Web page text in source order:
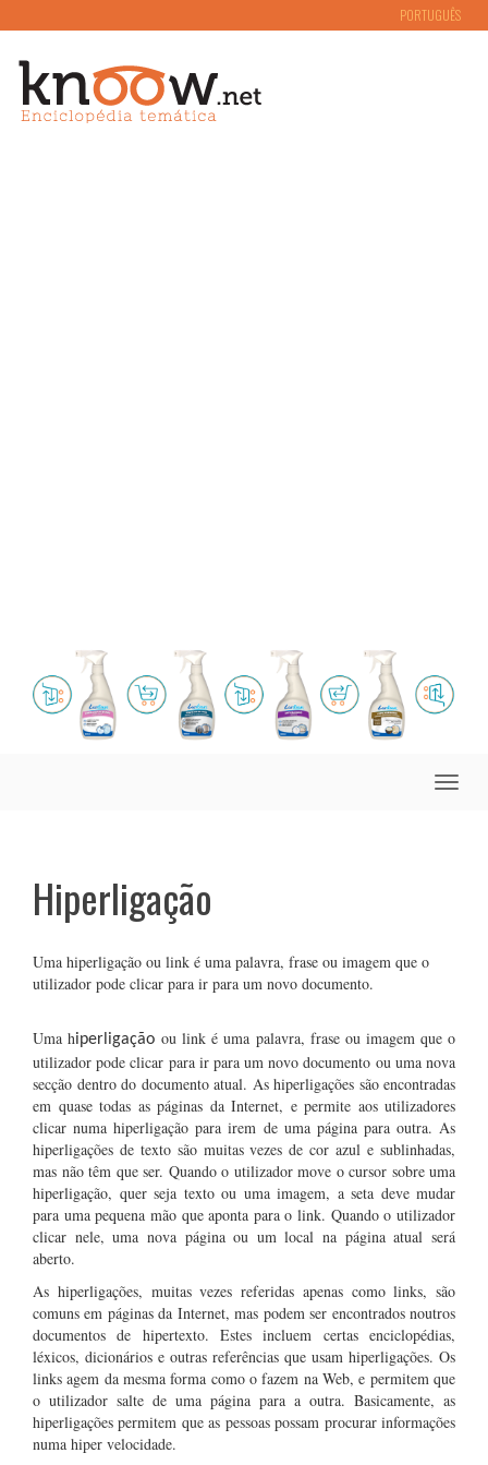
PORTUGUÊS
Toggle
Hiperligação
Uma hiperligação ou link é uma palavra, frase ou imagem que o
utilizador pode clicar para ir para um novo documento.
Uma hiperligação ou link é uma palavra, frase ou imagem que o
utilizador pode clicar para ir para um novo documento ou uma nova
secção dentro do documento atual. As hiperligações são encontradas
em quase todas as páginas da Internet, e permite aos utilizadores
clicar numa hiperligação para irem de uma página para outra. As
hiperligações de texto são muitas vezes de cor azul e sublinhadas,
mas não têm que ser. Quando o utilizador move o cursor sobre uma
hiperligação, quer seja texto ou uma imagem, a seta deve mudar
para uma pequena mão que aponta para o link. Quando o utilizador
clicar nele, uma nova página ou um local na página atual será
aberto.
As hiperligações, muitas vezes referidas apenas como links, são
comuns em páginas da Internet, mas podem ser encontrados noutros
documentos de hipertexto. Estes incluem certas enciclopédias,
léxicos, dicionários e outras referências que usam hiperligações. Os
links agem da mesma forma como o fazem na Web, e permitem que
o utilizador salte de uma página para a outra. Basicamente, as
hiperligações permitem que as pessoas possam procurar informações
numa hiper velocidade.